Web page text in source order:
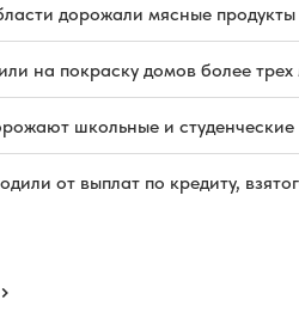
дорожали мясные
на покраску домов более
школьные и
от выплат по кредиту,